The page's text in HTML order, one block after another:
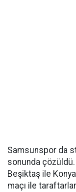
Samsunspor da
sonunda çözüldü.
Beşiktaş ile
maçı ile